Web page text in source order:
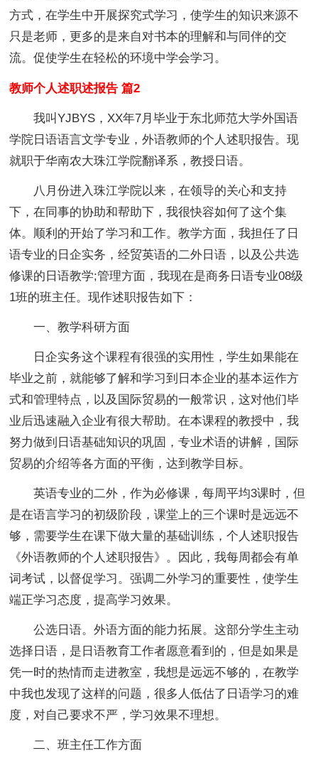
方式，在学生中开展探究式学习，使学生的知识来源不
只是老师，更多的是来自对书本的理解和与同伴的交
流。促使学生在轻松的环境中学会学习。
教师个人述职述报告 篇2
我叫YJBYS，XX年7月毕业于东北师范大学外国语
学院日语语言文学专业，外语教师的个人述职报告。现
就职于华南农大珠江学院翻译系，教授日语。
八月份进入珠江学院以来，在领导的关心和支持
下，在同事的协助和帮助下，我很快容如何了这个集
体。顺利的开始了学习和工作。教学方面，我担任了日
语专业的日企实务，经贸英语的二外日语，以及公共选
修课的日语教学;管理方面，我现在是商务日语专业08级
1班的班主任。现作述职报告如下：
一、教学科研方面
日企实务这个课程有很强的实用性，学生如果能在
毕业之前，就能够了解和学习到日本企业的基本运作方
式和管理特点，以及国际贸易的一般常识，这对他们毕
业后迅速融入企业有很大帮助。在本课程的教授中，我
努力做到日语基础知识的巩固，专业术语的讲解，国际
贸易的介绍等各方面的平衡，达到教学目标。
英语专业的二外，作为必修课，每周平均3课时，但
是在语言学习的初级阶段，课堂上的三个课时是远远不
够，需要学生在课下做大量的基础训练，个人述职报告
《外语教师的个人述职报告》。因此，我每周都会有单
词考试，以督促学习。强调二外学习的重要性，使学生
端正学习态度，提高学习效果。
公选日语。外语方面的能力拓展。这部分学生主动
选择日语，是日语教育工作者愿意看到的，但是如果是
凭一时的热情而走进教室，我想是远远不够的，在教学
中我也发现了这样的问题，很多人低估了日语学习的难
度，对自己要求不严，学习效果不理想。
二、班主任工作方面